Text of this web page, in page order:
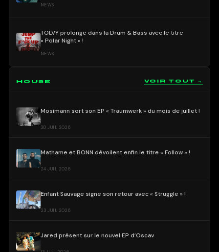
NEWS
TOLVY prolonge dans la Drum & Bass avec le titre
« Polar Night » !
NEWS
HOUSE VOIR TOUT →
Mosimann sort son EP « Traumwerk » du mois de juillet !
30 JUIL 2026
Mathame et BONN dévoilent enfin le titre « Follow » !
24 JUIL 2026
Enfant Sauvage signe son retour avec « Struggle » !
23 JUIL 2026
Jared présent sur le nouvel EP d’Oscav